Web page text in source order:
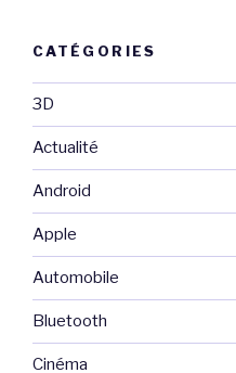
CATÉGORIES
3D
Actualité
Android
Apple
Automobile
Bluetooth
Cinéma